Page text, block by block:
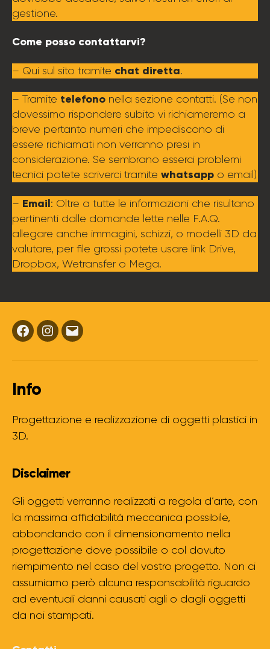
gestione.
Come posso contattarvi?
– Qui sul sito tramite chat diretta.
– Tramite telefono nella sezione contatti. (Se non
dovessimo rispondere subito vi richiameremo a
breve pertanto numeri che impediscono di
essere richiamati non verranno presi in
considerazione. Se sembrano esserci problemi
tecnici potete scriverci tramite whatsapp o email)
– Email: Oltre a tutte le informazioni che risultano
pertinenti dalle domande lette nelle F.A.Q.
allegare anche immagini, schizzi, o modelli 3D da
valutare, per file grossi potete usare link Drive,
Dropbox, Wetransfer o Mega.
Facebook
Instagram
Email
Info
Progettazione e realizzazione di oggetti plastici in
3D.
Disclaimer
Gli oggetti verranno realizzati a regola d’arte, con
la massima affidabilitá meccanica possibile,
abbondando con il dimensionamento nella
progettazione dove possibile o col dovuto
riempimento nel caso del vostro progetto. Non ci
assumiamo però alcuna responsabilità riguardo
ad eventuali danni causati agli o dagli oggetti
da noi stampati.